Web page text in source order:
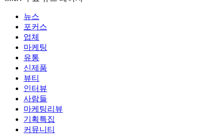
뉴스
포커스
업체
마케팅
유통
신제품
뷰티
인터뷰
사람들
마케팅리뷰
기획특집
커뮤니티